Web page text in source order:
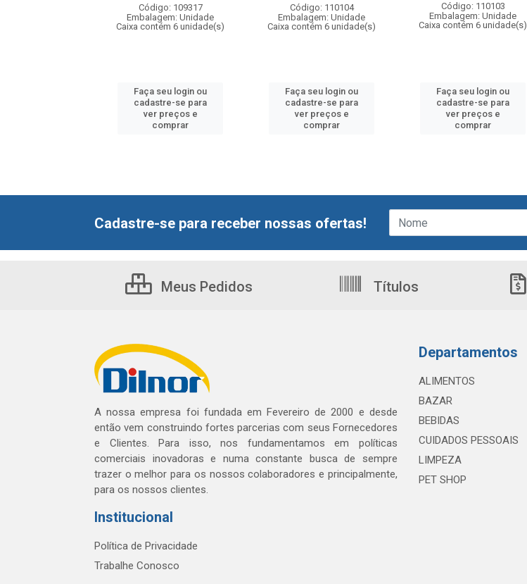
Código: 109317
Embalagem: Unidade
Caixa contém 6 unidade(s)
Faça seu login ou
cadastre-se para
ver preços e
comprar
Código: 110104
Embalagem: Unidade
Caixa contém 6 unidade(s)
Faça seu login ou
cadastre-se para
ver preços e
comprar
Código: 110103
Embalagem: Unidade
Caixa contém 6 unidade(s)
Faça seu login ou
cadastre-se para
ver preços e
comprar
Cadastre-se para receber nossas ofertas!
Meus Pedidos Títulos
A nossa empresa foi fundada em Fevereiro de 2000 e desde
então vem construindo fortes parcerias com seus Fornecedores
e Clientes. Para isso, nos fundamentamos em políticas
comerciais inovadoras e numa constante busca de sempre
trazer o melhor para os nossos colaboradores e principalmente,
para os nossos clientes.
Institucional
Política de Privacidade
Trabalhe Conosco
Departamentos
ALIMENTOS
BAZAR
BEBIDAS
CUIDADOS PESSOAIS
LIMPEZA
PET SHOP